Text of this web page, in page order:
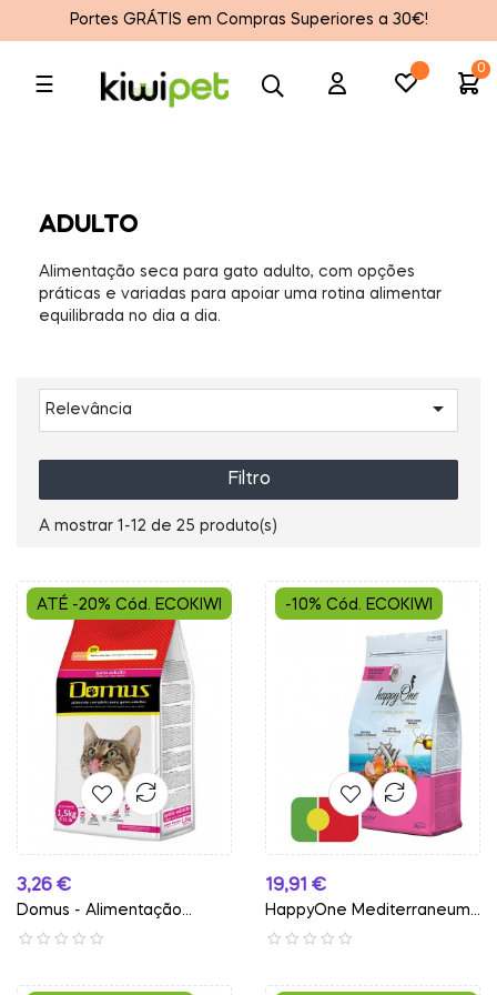
Portes GRÁTIS em Compras Superiores a 30€!
Toggle
navigation
☰
0
ADULTO
Alimentação seca para gato adulto, com opções
práticas e variadas para apoiar uma rotina alimentar
equilibrada no dia a dia.
Relevância 
Filtro
A mostrar 1-12 de 25 produto(s)
ATÉ -20% Cód. ECOKIWI
Preço
3,26 €
Domus - Alimentação
Seca...
-10% Cód. ECOKIWI
Preço
19,91 €
HappyOne Mediterraneum
-...